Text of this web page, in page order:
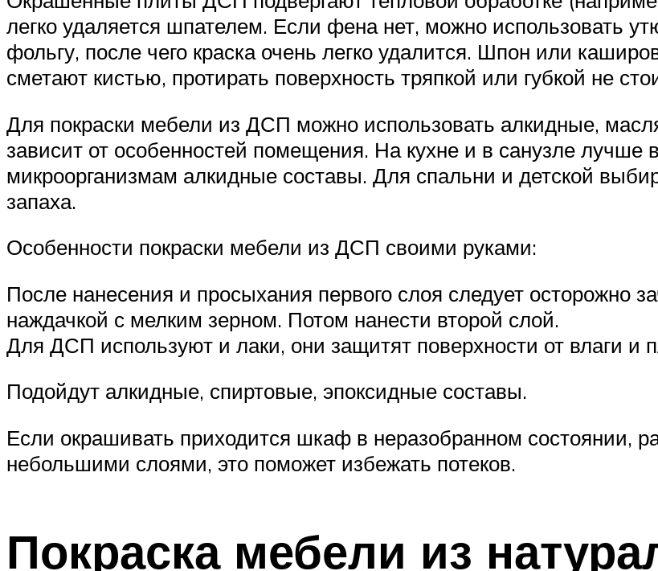
легко удаляется шпателем. Если фена нет, можно использовать
фольгу, после чего краска очень легко удалится. Шпон или
сметают кистью, протирать поверхность тряпкой или губкой не
Для покраски мебели из ДСП можно использовать алкидные,
зависит от особенностей помещения. На кухне и в санузле лучше
микроорганизмам алкидные составы. Для спальни и детской
запаха.
Особенности покраски мебели из ДСП своими руками:
После нанесения и просыхания первого слоя следует осторожно
наждачкой с мелким зерном. Потом нанести второй слой.
Для ДСП используют и лаки, они защитят поверхности от влаги и
Подойдут алкидные, спиртовые, эпоксидные составы.
Если окрашивать приходится шкаф в неразобранном состоянии,
небольшими слоями, это поможет избежать потеков.
Покраска мебели из